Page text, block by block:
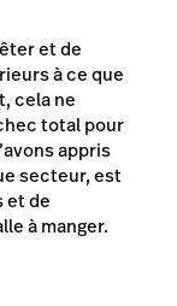
et de
à ce que
cela ne
total pour
appris
secteur, est
et de
à manger.